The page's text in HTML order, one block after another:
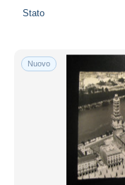
Stato
Nuovo